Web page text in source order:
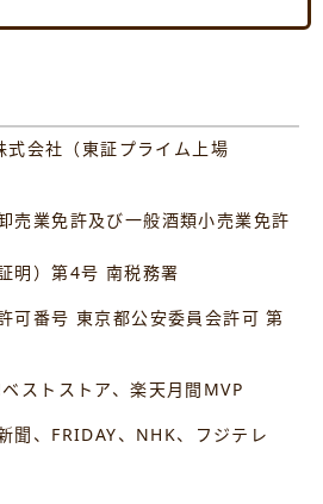
社（東証プライム上場
免許及び一般酒類小売業免許
4号 南税務署
東京都公安委員会許可 第
トストア、楽天月間MVP
、FRIDAY、NHK、フジテレ